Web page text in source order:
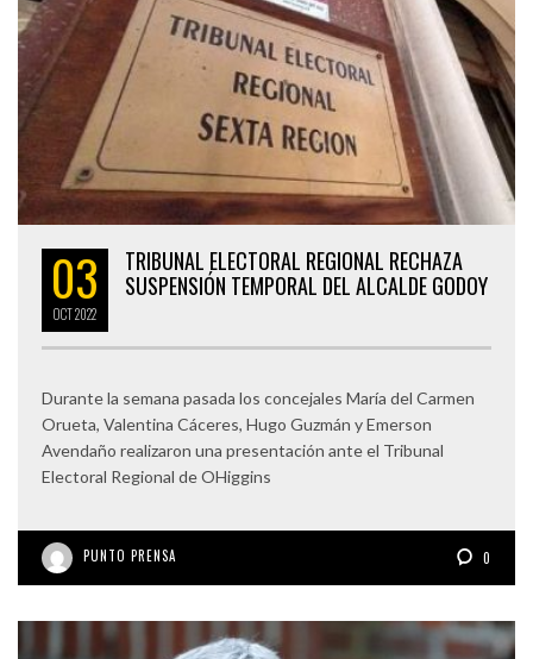
03
OCT2022
TRIBUNAL ELECTORAL REGIONAL RECHAZA
SUSPENSIÓN TEMPORAL DEL ALCALDE GODOY
Durante la semana pasada los concejales María del Carmen
Orueta, Valentina Cáceres, Hugo Guzmán y Emerson
Avendaño realizaron una presentación ante el Tribunal
Electoral Regional de OHiggins
PUNTO PRENSA 0